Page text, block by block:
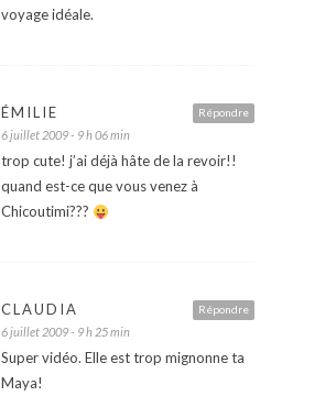
voyage idéale.
Répondre
ÉMILIE
6 juillet 2009 - 9 h 06 min
trop cute! j’ai déjà hâte de la revoir!!
quand est-ce que vous venez à
Chicoutimi???
Répondre
CLAUDIA
6 juillet 2009 - 9 h 25 min
Super vidéo. Elle est trop mignonne ta
Maya!